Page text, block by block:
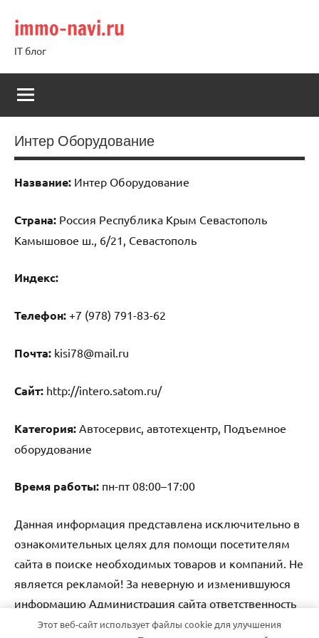
содержимому
immo-navi.ru
IT блог
Интер Оборудование
Название: Интер Оборудование
Страна: Россия Республика Крым Севастополь
Камышовое ш., 6/21, Севастополь
Индекс:
Телефон: +7 (978) 791-83-62
Почта: kisi78@mail.ru
Cайт: http://intero.satom.ru/
Категория: Автосервис, автотехцентр, Подъемное
оборудование
Время работы: пн-пт 08:00–17:00
Данная информация представлена исключительно в
ознакомительных целях для помощи посетителям
сайта в поиске необходимых товаров и компаний. Не
является рекламой! За неверную и изменившуюся
информацию Администрация сайта ответственность
не несет.
Этот веб-сайт использует файлы cookie для улучшения